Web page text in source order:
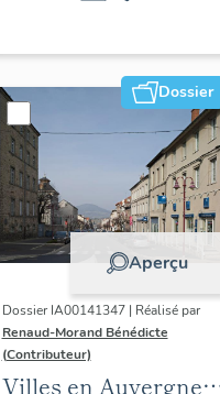
Dossier
Aperçu
Dossier IA00141347 | Réalisé par
Renaud-Morand Bénédicte
(Contributeur)
Villes en Auvergne :